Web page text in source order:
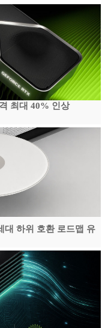
최대 40% 인상
대 하위 호환 로드맵 유